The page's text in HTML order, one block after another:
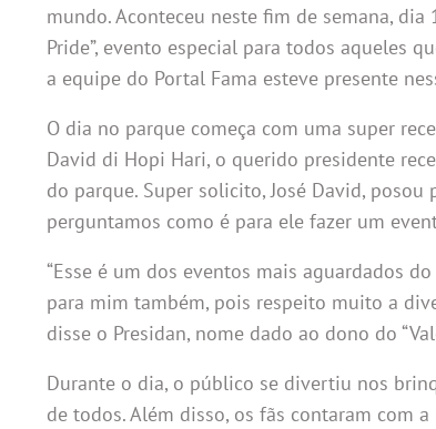
mundo. Aconteceu neste fim de semana,
Pride”, evento especial para todos aqueles
a equipe do Portal Fama esteve presente
O dia no parque começa com uma super
David di Hopi Hari, o querido presidente
do parque. Super solicito, José David,
perguntamos como é para ele fazer um
“Esse é um dos eventos mais aguardados
para mim também, pois respeito muito a
disse o Presidan, nome dado ao dono do
Durante o dia, o público se divertiu nos
de todos. Além disso, os fãs contaram com